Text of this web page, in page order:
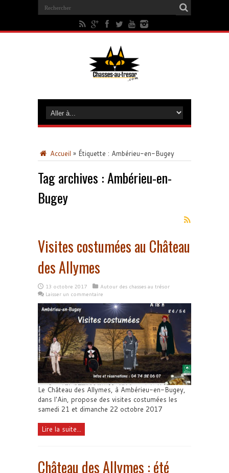
Accueil » Étiquette : Ambérieu-en-Bugey
Tag archives :Ambérieu-en-
Bugey
Visites costumées au Château
des Allymes
13 octobre 2017
Autour des chasses au trésor
Laisser un commentaire
Le Château des Allymes, à Ambérieu-en-Bugey,
dans l'Ain, propose des visites costumées les
samedi 21 et dimanche 22 octobre 2017
Lire la suite...
Château des Allymes : été